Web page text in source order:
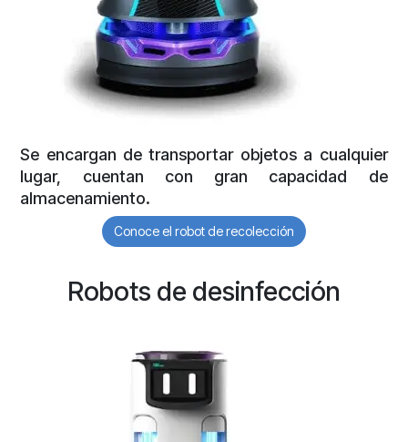
Se encargan de transportar objetos a cualquier
lugar, cuentan con gran capacidad de
almacenamiento.
Conoce el robot de recolección
Robots de desinfección